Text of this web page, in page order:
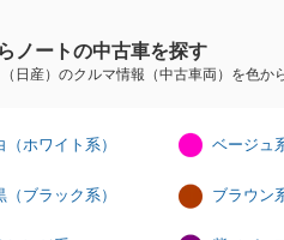
ノートの中古車を探す
日産）のクルマ情報（中古車両）を色か
（ホワイト系） ベージュ
（ブラック系） ブラウン